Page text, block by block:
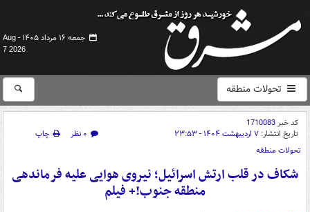
جمعه ۱۶ مرداد ۱۴۰۵ -
Aug
7 2026
تحولات منطقه
کد خبر1710083
تاریخ انتشار: ۷ اردیبهشت ۱۴۰۴ - ۲۳:۵۳ ۰ نظر
چاپ
تحولات منطقه
شکاف در قلب ارتش اسرائیل؛ نیروی هوایی علیه فرماندهی
منطقه جنوب!+ فیلم